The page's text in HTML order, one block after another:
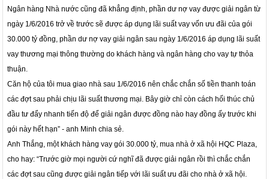
Ngân hàng Nhà nước cũng đã khẳng định, phần dư nợ vay được giải ngân từ
ngày 1/6/2016 trở về trước sẽ được áp dụng lãi suất vay vốn ưu đãi của gói
30.000 tỷ đồng, phần dư nợ vay giải ngân sau ngày 1/6/2016 áp dụng lãi suất
vay thương mại thông thường do khách hàng và ngân hàng cho vay tự thỏa
thuận.
Căn hộ của tôi mua giao nhà sau 1/6/2016 nên chắc chắn số tiền thanh toán
các đợt sau phải chịu lãi suất thương mại. Bây giờ chỉ còn cách hối thúc chủ
đầu tư đẩy nhanh tiến độ để giải ngân được đồng nào hay đồng ấy trước khi
gói này hết hạn” - anh Minh chia sẻ.
Anh Thắng, một khách hàng vay gói 30.000 tỷ, mua nhà ở xã hội HQC Plaza,
cho hay: “Trước giờ mọi người cứ nghĩ đã được giải ngân rồi thì chắc chắn
các đợt sau cũng được giải ngân tiếp với lãi suất ưu đãi cho nhà ở xã hội.